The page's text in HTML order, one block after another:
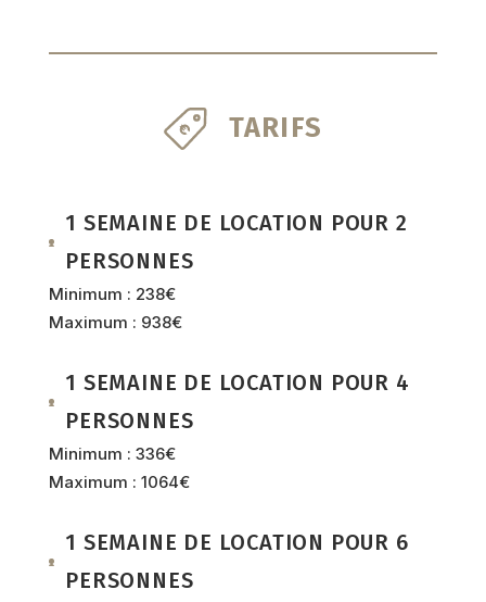
TARIFS
1 SEMAINE DE LOCATION POUR 2
PERSONNES
Minimum : 238€
Maximum : 938€
1 SEMAINE DE LOCATION POUR 4
PERSONNES
Minimum : 336€
Maximum : 1064€
1 SEMAINE DE LOCATION POUR 6
PERSONNES